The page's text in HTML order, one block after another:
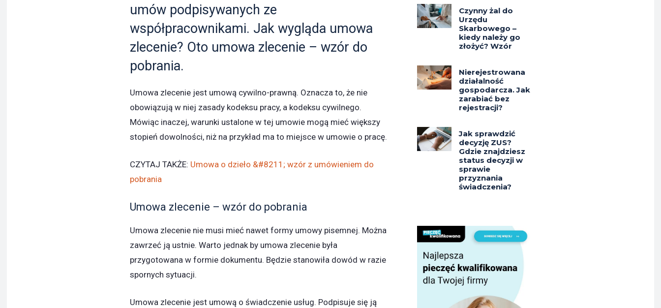
umów podpisywanych ze
współpracownikami. Jak wygląda umowa
zlecenie? Oto umowa zlecenie – wzór do
pobrania.
Umowa zlecenie jest umową cywilno-prawną. Oznacza to, że nie
obowiązują w niej zasady kodeksu pracy, a kodeksu cywilnego.
Mówiąc inaczej, warunki ustalone w tej umowie mogą mieć większy
stopień dowolności, niż na przykład ma to miejsce w umowie o pracę.
CZYTAJ TAKŻE: Umowa o dzieło &#8211; wzór z umówieniem do
pobrania
Umowa zlecenie – wzór do pobrania
Umowa zlecenie nie musi mieć nawet formy umowy pisemnej. Można
zawrzeć ją ustnie. Warto jednak by umowa zlecenie była
przygotowana w formie dokumentu. Będzie stanowiła dowód w razie
spornych sytuacji.
Umowa zlecenie jest umową o świadczenie usług. Podpisuje się ją
Czynny żal do
Urzędu
Skarbowego –
kiedy należy go
złożyć? Wzór
Nierejestrowana
działalność
gospodarcza. Jak
zarabiać bez
rejestracji?
Jak sprawdzić
decyzję ZUS?
Gdzie znajdziesz
status decyzji w
sprawie
przyznania
świadczenia?